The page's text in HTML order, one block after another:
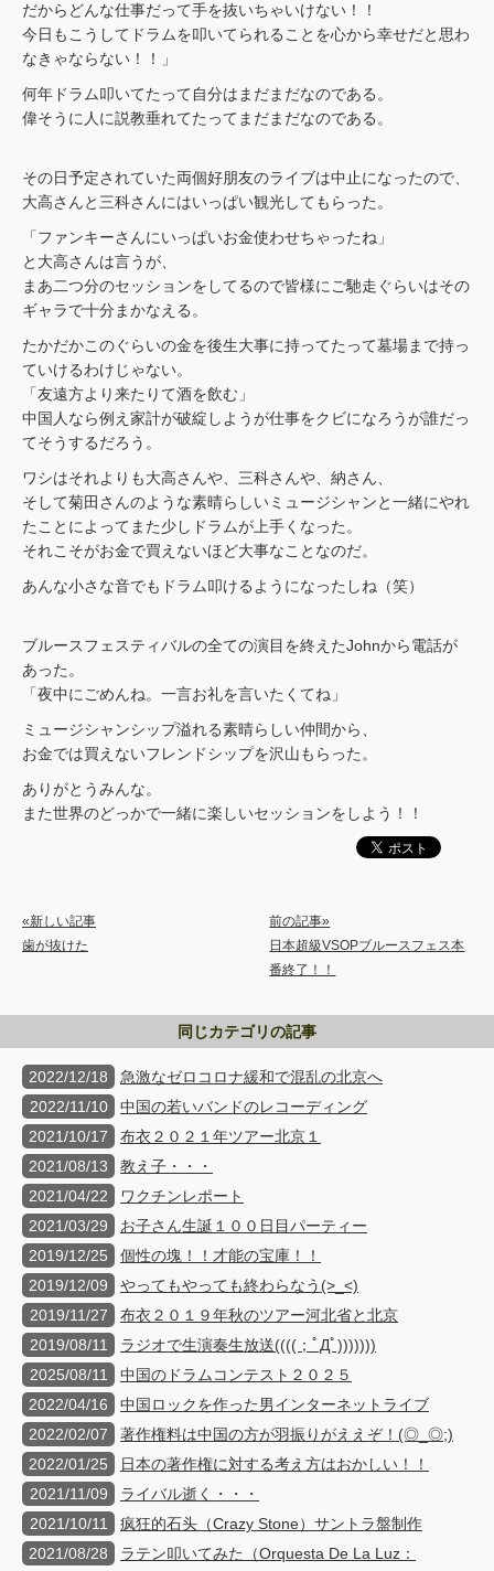
だからどんな仕事だって手を抜いちゃいけない！！
今日もこうしてドラムを叩いてられることを心から幸せだと思わ
なきゃならない！！」
何年ドラム叩いてたって自分はまだまだなのである。
偉そうに人に説教垂れてたってまだまだなのである。
その日予定されていた両個好朋友のライブは中止になったので、
大高さんと三科さんにはいっぱい観光してもらった。
「ファンキーさんにいっぱいお金使わせちゃったね」
と大高さんは言うが、
まあ二つ分のセッションをしてるので皆様にご馳走ぐらいはその
ギャラで十分まかなえる。
たかだかこのぐらいの金を後生大事に持ってたって墓場まで持っ
ていけるわけじゃない。
「友遠方より来たりて酒を飲む」
中国人なら例え家計が破綻しようが仕事をクビになろうが誰だっ
てそうするだろう。
ワシはそれよりも大高さんや、三科さんや、納さん、
そして菊田さんのような素晴らしいミュージシャンと一緒にやれ
たことによってまた少しドラムが上手くなった。
それこそがお金で買えないほど大事なことなのだ。
あんな小さな音でもドラム叩けるようになったしね（笑）
ブルースフェスティバルの全ての演目を終えたJohnから電話が
あった。
「夜中にごめんね。一言お礼を言いたくてね」
ミュージシャンシップ溢れる素晴らしい仲間から、
お金では買えないフレンドシップを沢山もらった。
ありがとうみんな。
また世界のどっかで一緒に楽しいセッションをしよう！！
«新しい記事
歯が抜けた
前の記事»
日本超級VSOPブルースフェス本
番終了！！
同じカテゴリの記事
2022/12/18
急激なゼロコロナ緩和で混乱の北京へ
2022/11/10
中国の若いバンドのレコーディング
2021/10/17
布衣２０２１年ツアー北京１
2021/08/13
教え子・・・
2021/04/22
ワクチンレポート
2021/03/29
お子さん生誕１００日目パーティー
2019/12/25
個性の塊！！才能の宝庫！！
2019/12/09
やってもやっても終わらなう(>_<)
2019/11/27
布衣２０１９年秋のツアー河北省と北京
2019/08/11
ラジオで生演奏生放送((((；ﾟДﾟ)))))))
2025/08/11
中国のドラムコンテスト２０２５
2022/04/16
中国ロックを作った男インターネットライブ
2022/02/07
著作権料は中国の方が羽振りがええぞ！(◎_◎;)
2022/01/25
日本の著作権に対する考え方はおかしい！！
2021/11/09
ライバル逝く・・・
2021/10/11
疯狂的石头（Crazy Stone）サントラ盤制作
2021/08/28
ラテン叩いてみた（Orquesta De La Luz：